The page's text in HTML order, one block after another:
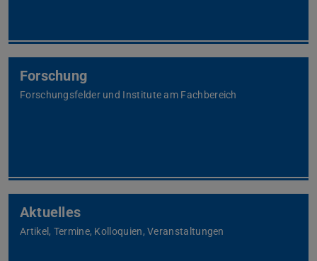
Forschung
Forschungsfelder und Institute am Fachbereich
Aktuelles
Artikel, Termine, Kolloquien, Veranstaltungen